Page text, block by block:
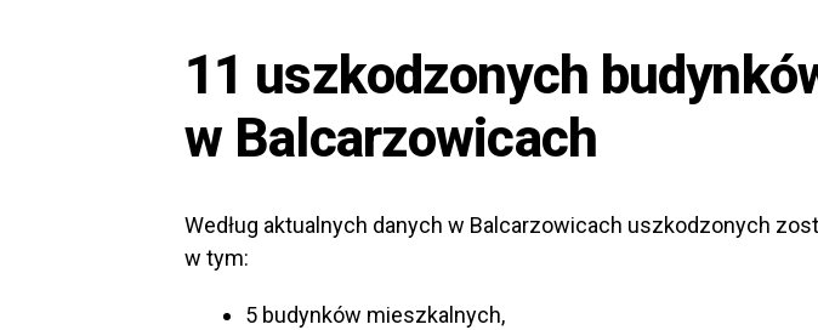
11 uszkodzonych
w Balcarzowicach
Według aktualnych danych w Balcarzowicach uszkodzonych
w tym:
5 budynków mieszkalnych,